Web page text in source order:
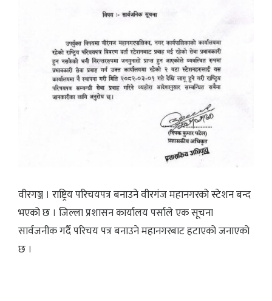
वीरगञ्ज । राष्ट्रिय परिचयपत्र बनाउने वीरगंज महानगरको स्टेशन बन्द
भएको छ । जिल्ला प्रशासन कार्यालय पर्साले एक सूचना
सार्वजनीक गर्दै परिचय पत्र बनाउने महानगरबाट हटाएको जनाएको
छ ।